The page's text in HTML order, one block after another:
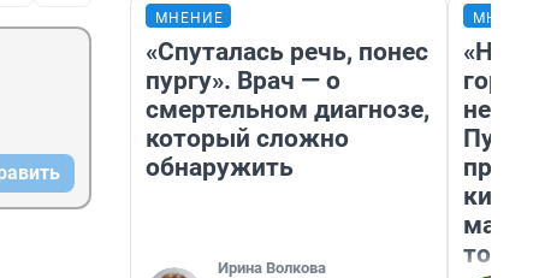
МНЕНИЕ
«Спуталась речь, понес
пургу». Врач — о
смертельном диагнозе,
который сложно
обнаружить
Ирина Волкова
«Нет
того